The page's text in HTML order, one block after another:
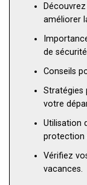
améliorer
de
Conseils
Stratégies
votre
Utilisation
protection
Vérifiez
vacances.